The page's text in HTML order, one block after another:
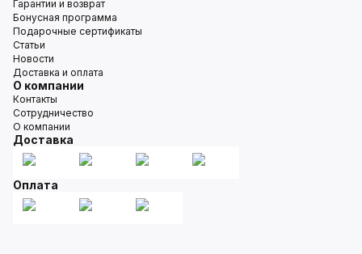
Гарантии и возврат
Бонусная программа
Подарочные сертификаты
Статьи
Новости
Доставка и оплата
О компании
Контакты
Сотрудничество
О компании
Доставка
Оплата